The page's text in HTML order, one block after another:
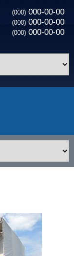
(000) 000-00-00
(000) 000-00-00
(000) 000-00-00